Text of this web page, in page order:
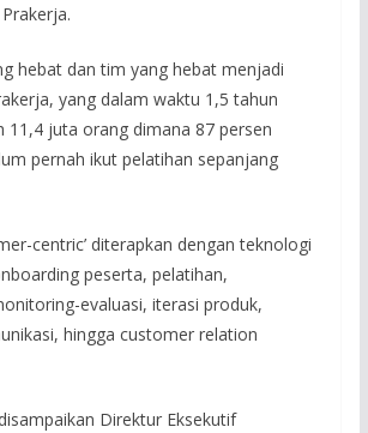
hebat dan tim yang hebat menjadi
yang dalam waktu 1,5 tahun
11,4 juta orang dimana 87 persen
pernah ikut pelatihan sepanjang
centric’ diterapkan dengan teknologi
peserta, pelatihan,
evaluasi, iterasi produk,
hingga customer relation
Direktur Eksekutif